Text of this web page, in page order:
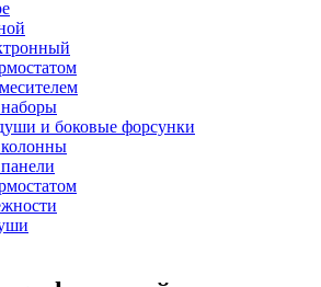
и боковые форсунки